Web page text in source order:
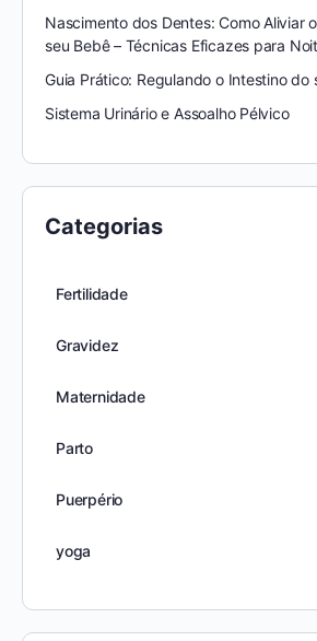
Nascimento dos Dentes: Como Aliviar
seu Bebê – Técnicas Eficazes para
Guia Prático: Regulando o Intestino do
Sistema Urinário e Assoalho Pélvico
Categorias
Fertilidade
Gravidez
Maternidade
Parto
Puerpério
yoga